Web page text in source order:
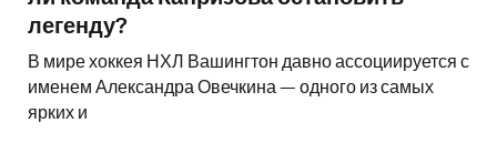
легенду?
В мире хоккея НХЛ Вашингтон давно ассоциируется с
именем Александра Овечкина — одного из самых
ярких и